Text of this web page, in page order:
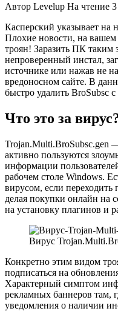
Автор Levelup На чтение
Касперский указывает на
Плохие новости, на вашем
троян! Заразить ПК таким
непроверенный инстал,
источнике или нажав не
вредоносном сайте. В
быстро удалить BroSubsc
Что это за
Trojan.Multi.BroSubsc.gen
активно пользуются
информации
рабочем столе Windows.
вирусом, если
делая покупки онлайн на
на установку плагинов и
Вирус
Конкретно этим видом
подписаться на
Характерный симптом
рекламных баннеров там,
уведомления о наличии